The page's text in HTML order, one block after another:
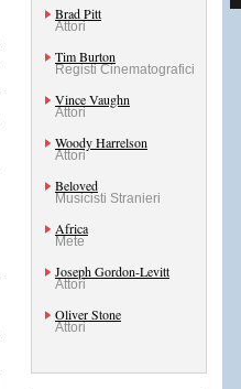
Brad Pitt
Attori
Tim Burton
Registi Cinematografici
Vince Vaughn
Attori
Woody Harrelson
Attori
Beloved
Musicisti Stranieri
Africa
Mete
Joseph Gordon-Levitt
Attori
Oliver Stone
Attori